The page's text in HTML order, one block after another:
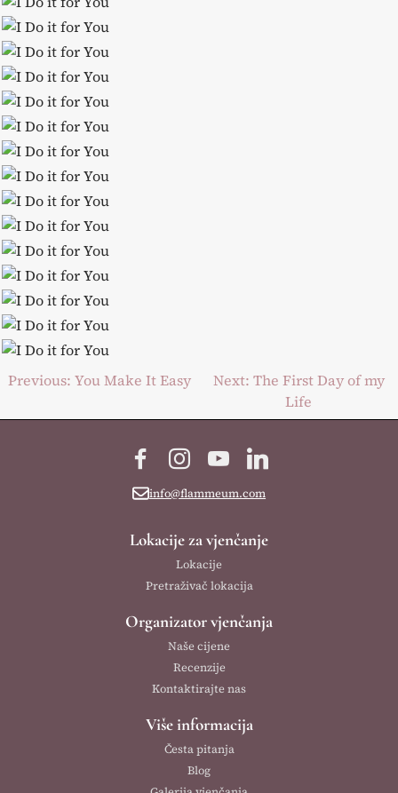
Post
Previous: You Make It Easy Next: The First Day of my
Life
Facebook
Instagram
YouTubeLinkedIn
info@flammeum.com
Lokacije za vjenčanje
Lokacije
Pretraživač lokacija
Organizator vjenčanja
Naše cijene
Recenzije
Kontaktirajte nas
Više informacija
Česta pitanja
Blog